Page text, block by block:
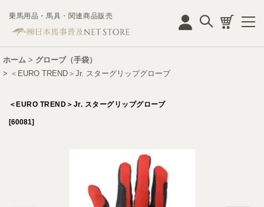
乗馬用品・馬具・関連商品販売
ホーム > グローブ（手袋）
> ＜EURO TREND＞Jr. スターグリップグローブ
＜EURO TREND＞Jr. スターグリップグローブ
[60081]